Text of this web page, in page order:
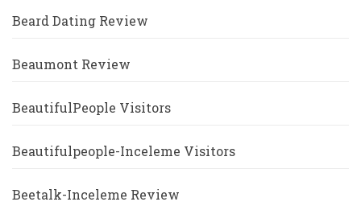
Beard Dating Review
Beaumont Review
BeautifulPeople Visitors
Beautifulpeople-Inceleme Visitors
Beetalk-Inceleme Review